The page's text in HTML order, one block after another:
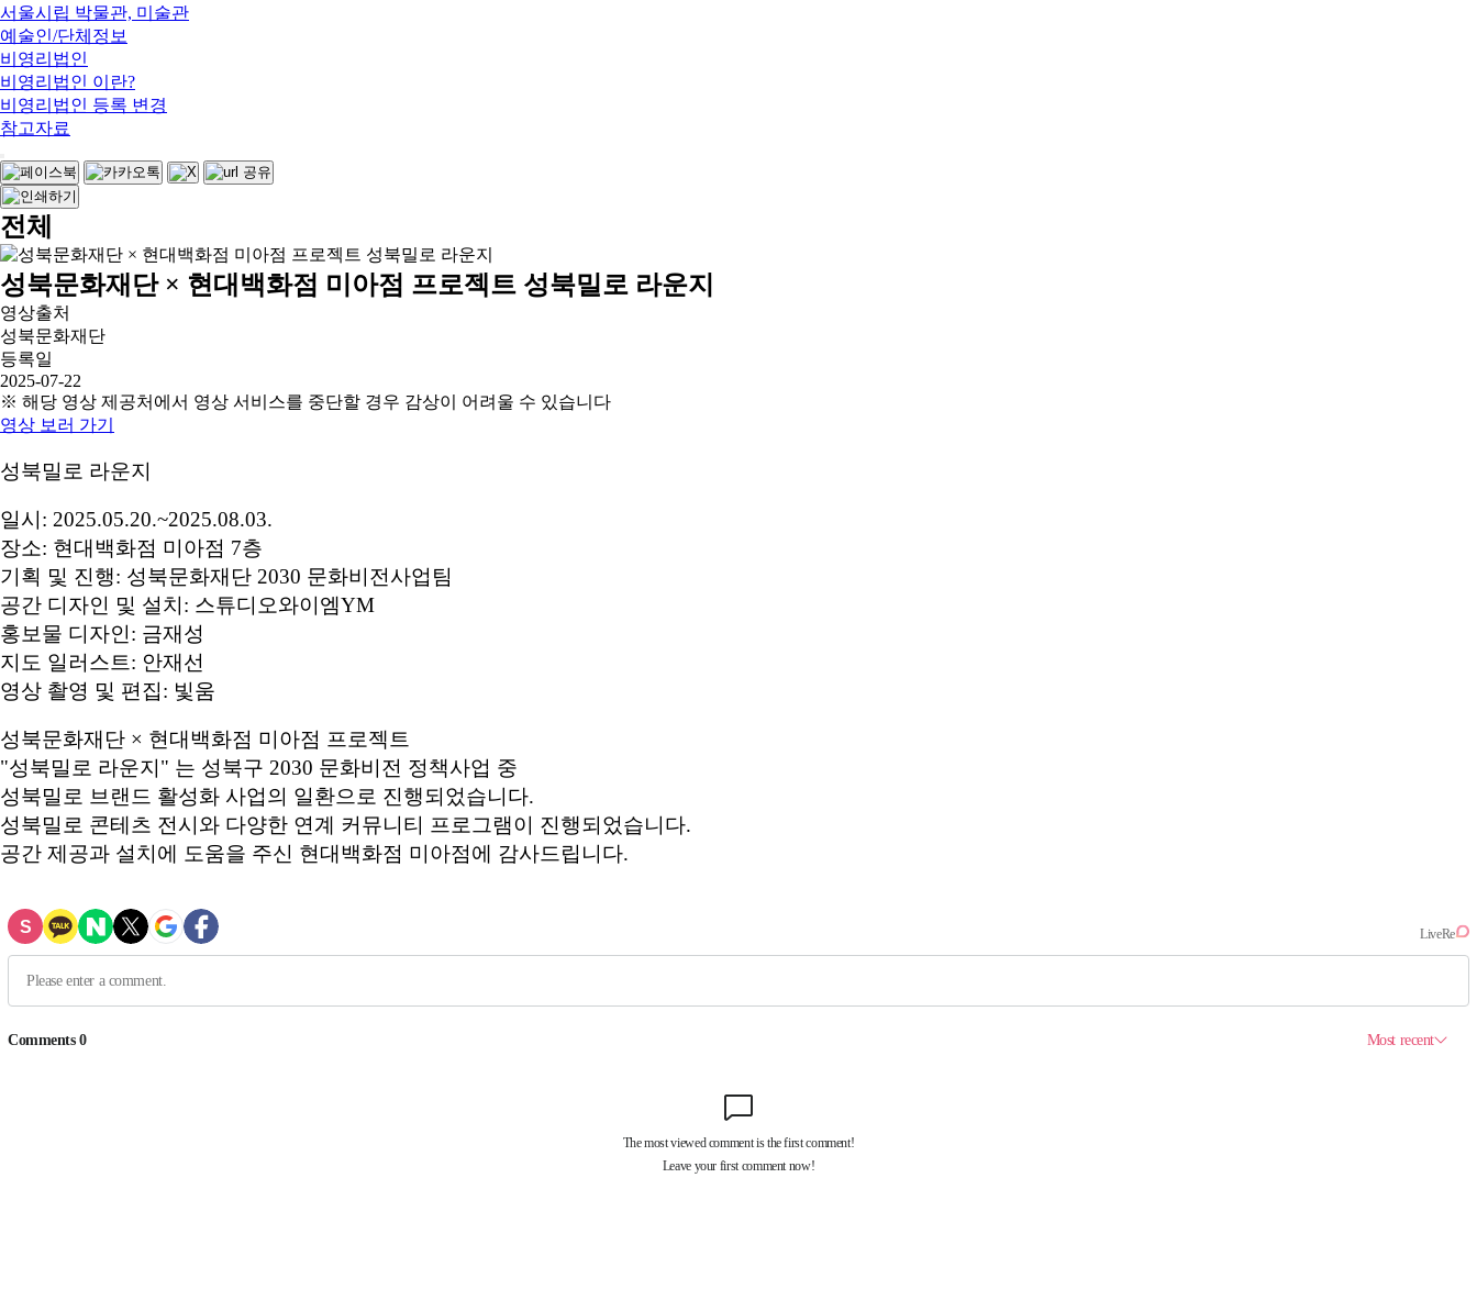
서울시립 박물관, 미술관
예술인/단체정보
비영리법인
비영리법인 이란?
비영리법인 등록 변경
참고자료
전체
성북문화재단 × 현대백화점 미아점 프로젝트 성북밀로 라운지
영상출처
성북문화재단
등록일
2025-07-22
※ 해당 영상 제공처에서 영상 서비스를 중단할 경우 감상이 어려울 수 있습니다
영상 보러 가기
성북밀로 라운지
일시: 2025.05.20.~2025.08.03.
장소: 현대백화점 미아점 7층
기획 및 진행: 성북문화재단 2030 문화비전사업팀
공간 디자인 및 설치: 스튜디오와이엠YM
홍보물 디자인: 금재성
지도 일러스트: 안재선
영상 촬영 및 편집: 빛움
성북문화재단 × 현대백화점 미아점 프로젝트
"성북밀로 라운지" 는 성북구 2030 문화비전 정책사업 중
성북밀로 브랜드 활성화 사업의 일환으로 진행되었습니다.
성북밀로 콘테츠 전시와 다양한 연계 커뮤니티 프로그램이 진행되었습니다.
공간 제공과 설치에 도움을 주신 현대백화점 미아점에 감사드립니다.